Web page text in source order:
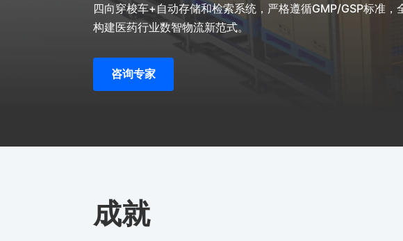
四向穿梭车+自动存储和检索系统，严格遵循GMP/GSP标准，
构建医药行业数智物流新范式。
咨询专家
成就